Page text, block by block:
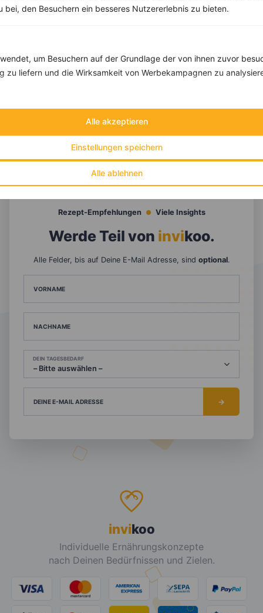
bei, den Besuchern ein besseres Nutzererlebnis zu bieten.
um Besuchern auf der Grundlage der von ihnen zuvor
zu liefern und die Wirksamkeit von Werbekampagnen zu
Alle ablehnen
Einstellungen speichern
Alle akzeptieren
Gutschein für unseren Shop
Rezept-Empfehlungen Viele Insights
Werde Teil von invikoo.
Alle Felder, bis auf Deine E-Mail Adresse, sind optional.
VORNAME
NACHNAME
DEIN TAGESBEDARF
DEINE E-MAIL ADRESSE
invikoo
Individuelle Ernährungskonzepte
nach Deinen Bedürfnissen und Zielen.